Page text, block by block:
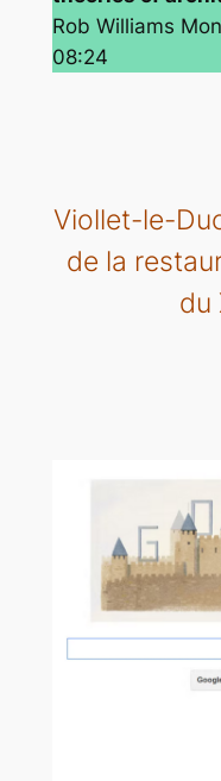
Rob Williams
08:24
Viollet-le-
de la
du